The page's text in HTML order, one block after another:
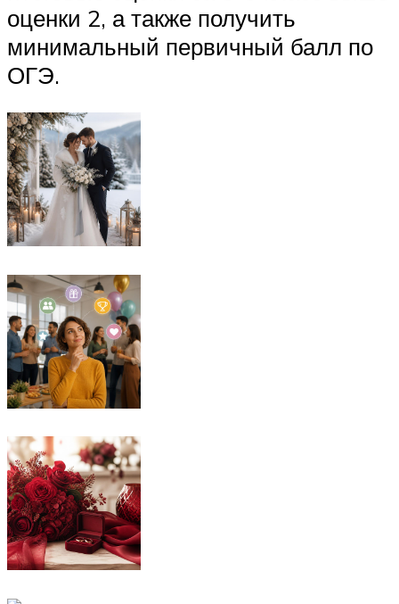
оценки 2, а также получить
минимальный первичный балл по
ОГЭ.